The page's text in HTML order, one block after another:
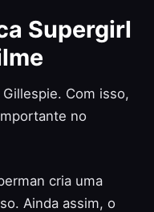
Supergirl
Com isso,
no
cria uma
Ainda assim, o